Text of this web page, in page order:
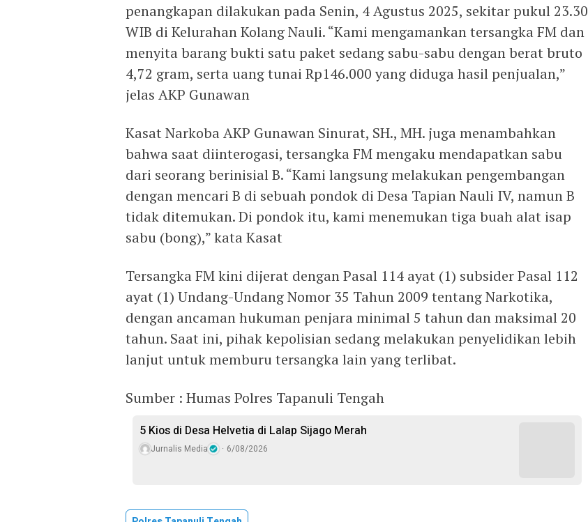
penangkapan dilakukan pada Senin, 4 Agustus 2025, sekitar pukul 23.30
WIB di Kelurahan Kolang Nauli. “Kami mengamankan tersangka FM dan
menyita barang bukti satu paket sedang sabu-sabu dengan berat bruto
4,72 gram, serta uang tunai Rp146.000 yang diduga hasil penjualan,”
jelas AKP Gunawan
Kasat Narkoba AKP Gunawan Sinurat, SH., MH. juga menambahkan
bahwa saat diinterogasi, tersangka FM mengaku mendapatkan sabu
dari seorang berinisial B. “Kami langsung melakukan pengembangan
dengan mencari B di sebuah pondok di Desa Tapian Nauli IV, namun B
tidak ditemukan. Di pondok itu, kami menemukan tiga buah alat isap
sabu (bong),” kata Kasat
Tersangka FM kini dijerat dengan Pasal 114 ayat (1) subsider Pasal 112
ayat (1) Undang-Undang Nomor 35 Tahun 2009 tentang Narkotika,
dengan ancaman hukuman penjara minimal 5 tahun dan maksimal 20
tahun. Saat ini, pihak kepolisian sedang melakukan penyelidikan lebih
lanjut untuk memburu tersangka lain yang terlibat.
Sumber : Humas Polres Tapanuli Tengah
5 Kios di Desa Helvetia di Lalap Sijago Merah
Jurnalis Media 6/08/2026